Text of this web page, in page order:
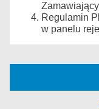
Regulamin
w panelu